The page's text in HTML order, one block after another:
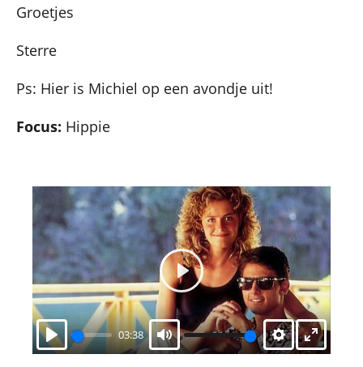
Groetjes
Sterre
Ps: Hier is Michiel op een avondje uit!
Focus: Hippie
Play
03:38
Mute Settings
Enter
Play